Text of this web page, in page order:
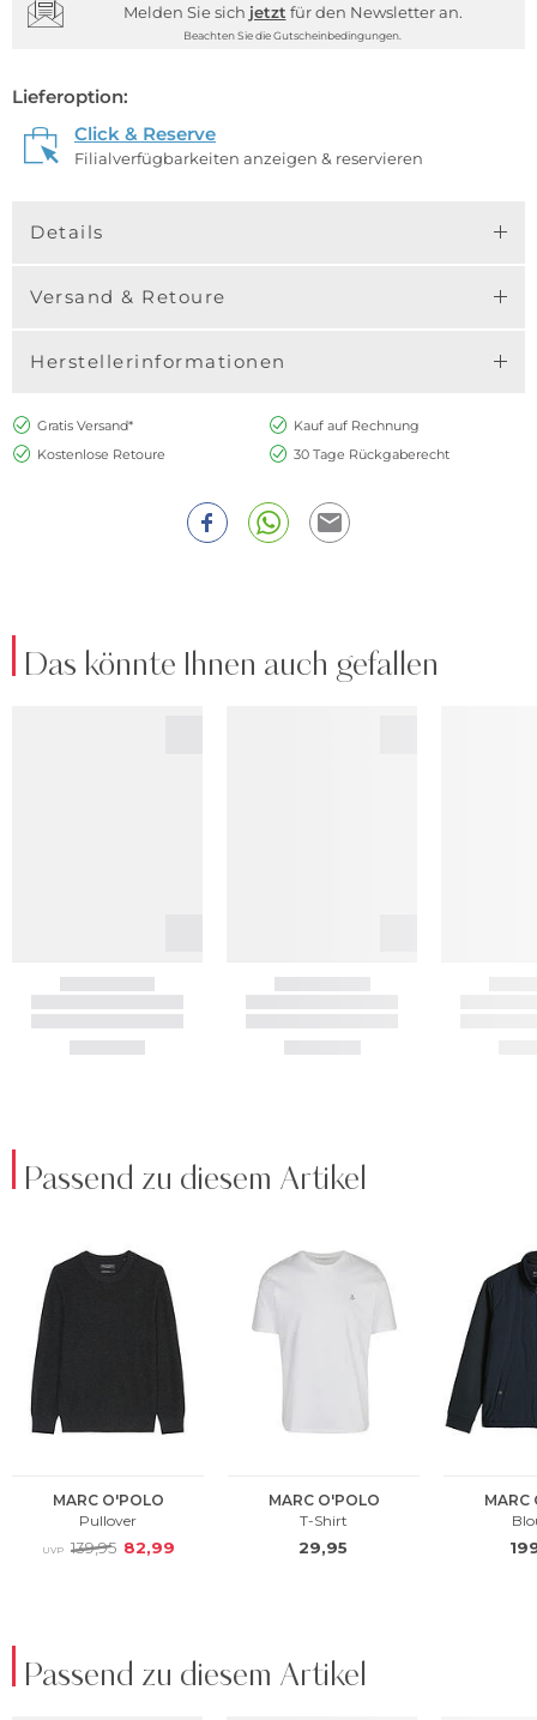
Melden Sie sich jetzt für den Newsletter an.
Beachten Sie die Gutscheinbedingungen.
Lieferoption:
Click & Reserve
Filialverfügbarkeiten anzeigen & reservieren
Details
Versand & Retoure
Herstellerinformationen
Gratis Versand*
Kauf auf Rechnung
Kostenlose Retoure
30 Tage Rückgaberecht
Das könnte Ihnen auch gefallen
Passend zu diesem Artikel
Passend zu diesem Artikel